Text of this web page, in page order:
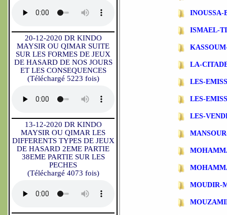
20-12-2020 DR KINDO
MAYSIR OU QIMAR SUITE
SUR LES FORMES DE JEUX
DE HASARD DE NOS JOURS
ET LES CONSEQUENCES
(Téléchargé 5223 fois)
13-12-2020 DR KINDO
MAYSIR OU QIMAR LES
DIFFERENTS TYPES DE JEUX
DE HASARD 2EME PARTIE
38EME PARTIE SUR LES
PECHES
(Téléchargé 4073 fois)
INOUSSA-
ISMAEL-
LA-
LES-
LES-
LES-
MOUDIR-